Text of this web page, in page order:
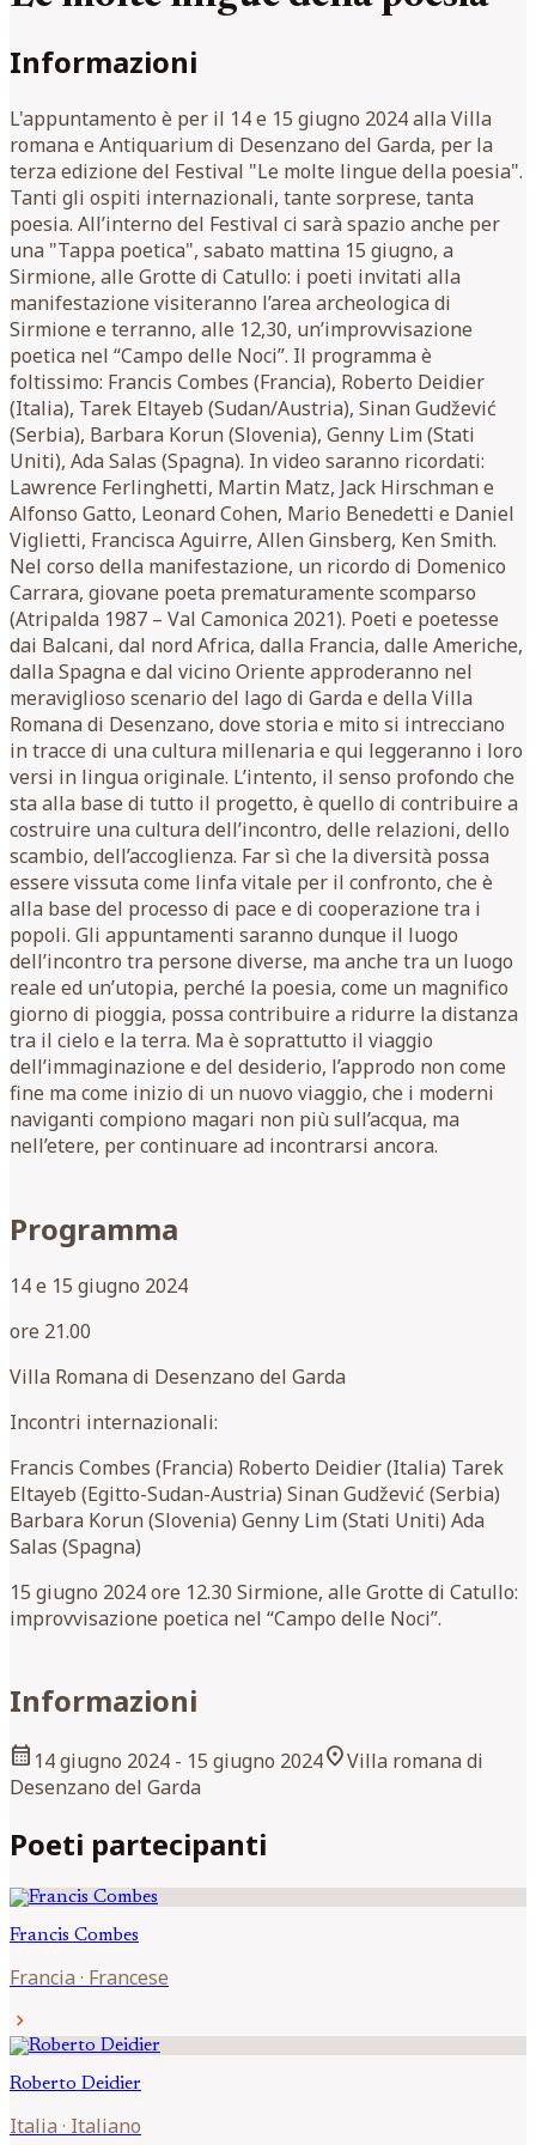
Informazioni
L'appuntamento è per il 14 e 15 giugno 2024 alla Villa
romana e Antiquarium di Desenzano del Garda, per la
terza edizione del Festival "Le molte lingue della poesia".
Tanti gli ospiti internazionali, tante sorprese, tanta
poesia. All’interno del Festival ci sarà spazio anche per
una "Tappa poetica", sabato mattina 15 giugno, a
Sirmione, alle Grotte di Catullo: i poeti invitati alla
manifestazione visiteranno l’area archeologica di
Sirmione e terranno, alle 12,30, un’improvvisazione
poetica nel “Campo delle Noci”. Il programma è
foltissimo: Francis Combes (Francia), Roberto Deidier
(Italia), Tarek Eltayeb (Sudan/Austria), Sinan Gudžević
(Serbia), Barbara Korun (Slovenia), Genny Lim (Stati
Uniti), Ada Salas (Spagna). In video saranno ricordati:
Lawrence Ferlinghetti, Martin Matz, Jack Hirschman e
Alfonso Gatto, Leonard Cohen, Mario Benedetti e Daniel
Viglietti, Francisca Aguirre, Allen Ginsberg, Ken Smith.
Nel corso della manifestazione, un ricordo di Domenico
Carrara, giovane poeta prematuramente scomparso
(Atripalda 1987 – Val Camonica 2021). Poeti e poetesse
dai Balcani, dal nord Africa, dalla Francia, dalle Americhe,
dalla Spagna e dal vicino Oriente approderanno nel
meraviglioso scenario del lago di Garda e della Villa
Romana di Desenzano, dove storia e mito si intrecciano
in tracce di una cultura millenaria e qui leggeranno i loro
versi in lingua originale. L’intento, il senso profondo che
sta alla base di tutto il progetto, è quello di contribuire a
costruire una cultura dell’incontro, delle relazioni, dello
scambio, dell’accoglienza. Far sì che la diversità possa
essere vissuta come linfa vitale per il confronto, che è
alla base del processo di pace e di cooperazione tra i
popoli. Gli appuntamenti saranno dunque il luogo
dell’incontro tra persone diverse, ma anche tra un luogo
reale ed un’utopia, perché la poesia, come un magnifico
giorno di pioggia, possa contribuire a ridurre la distanza
tra il cielo e la terra. Ma è soprattutto il viaggio
dell’immaginazione e del desiderio, l’approdo non come
fine ma come inizio di un nuovo viaggio, che i moderni
naviganti compiono magari non più sull’acqua, ma
nell’etere, per continuare ad incontrarsi ancora.
Programma
14 e 15 giugno 2024
ore 21.00
Villa Romana di Desenzano del Garda
Incontri internazionali:
Francis Combes (Francia) Roberto Deidier (Italia) Tarek
Eltayeb (Egitto-Sudan-Austria) Sinan Gudžević (Serbia)
Barbara Korun (Slovenia) Genny Lim (Stati Uniti) Ada
Salas (Spagna)
15 giugno 2024 ore 12.30 Sirmione, alle Grotte di Catullo:
improvvisazione poetica nel “Campo delle Noci”.
Informazioni
calendar_month 14 giugno 2024 - 15 giugno 2024location_onVilla romana di
Desenzano del Garda
Poeti partecipanti
Francis Combes
Francia · Francese
chevron_right
Roberto Deidier
Italia · Italiano